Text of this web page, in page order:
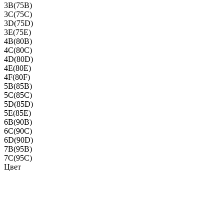
3B(75B)
3C(75C)
3D(75D)
3E(75E)
4B(80B)
4C(80C)
4D(80D)
4E(80E)
4F(80F)
5B(85B)
5C(85C)
5D(85D)
5E(85E)
6B(90B)
6C(90C)
6D(90D)
7B(95B)
7C(95C)
Цвет